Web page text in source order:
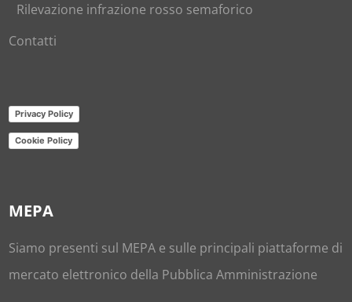
Rilevazione infrazione rosso semaforico
Contatti
Privacy Policy
Cookie Policy
MEPA
Siamo presenti sul MEPA e sulle principali piattaforme di
mercato elettronico della Pubblica Amministrazione